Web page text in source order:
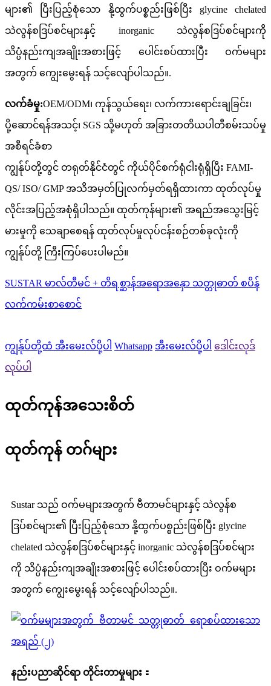
များ၏ ပြီးပြည့်စုံသော နို့ထွက်ပစ္စည်းဖြစ်ပြီး glycine chelated
သဲလွန်စဒြပ်စင်များနှင့် inorganic သဲလွန်စဒြပ်စင်များကို
သိပ္ပံနည်းကျအချိုးအစားဖြင့် ပေါင်းစပ်ထားပြီး ဝက်မများ
အတွက် ကျွေးမွေးရန် သင့်လျော်ပါသည်။.
လက်ခံမှု:OEM/ODM၊ ကုန်သွယ်ရေး၊ လက်ကားရောင်းချခြင်း၊
ပို့ဆောင်ရန်အသင့်၊ SGS သို့မဟုတ် အခြားတတိယပါတီစမ်းသပ်မှု
အစီရင်ခံစာ
ကျွန်ုပ်တို့တွင် တရုတ်နိုင်ငံတွင် ကိုယ်ပိုင်စက်ရုံငါးရုံရှိပြီး FAMI-
QS/ ISO/ GMP အသိအမှတ်ပြုလက်မှတ်ရရှိထားကာ ထုတ်လုပ်မှု
လိုင်းအပြည့်အစုံရှိပါသည်။ ထုတ်ကုန်များ၏ အရည်အသွေးမြင့်
မားမှုကို သေချာစေရန် ထုတ်လုပ်မှုလုပ်ငန်းစဉ်တစ်ခုလုံးကို
ကျွန်ုပ်တို့ ကြီးကြပ်ပေးပါမည်။
SUSTAR မာလ်တီမင် + တိရစ္ဆာန်အရောအနှော သတ္တုဓာတ် စပိန်
လက်ကမ်းစာစောင်
ကျွန်ုပ်တို့ထံ အီးမေးလ်ပို့ပါ Whatsapp အီးမေးလ်ပို့ပါ ဒေါင်းလုဒ်
လုပ်ပါ
ထုတ်ကုန်အသေးစိတ်
ထုတ်ကုန် တဂ်များ
Sustar သည် ဝက်မများအတွက် ဗီတာမင်များနှင့် သဲလွန်စ
ဒြပ်စင်များ၏ ပြီးပြည့်စုံသော နို့ထွက်ပစ္စည်းဖြစ်ပြီး glycine
chelated သဲလွန်စဒြပ်စင်များနှင့် inorganic သဲလွန်စဒြပ်စင်များ
ကို သိပ္ပံနည်းကျအချိုးအစားဖြင့် ပေါင်းစပ်ထားပြီး ဝက်မများ
အတွက် ကျွေးမွေးရန် သင့်လျော်ပါသည်။.
နည်းပညာဆိုင်ရာ တိုင်းတာမှုများ ：